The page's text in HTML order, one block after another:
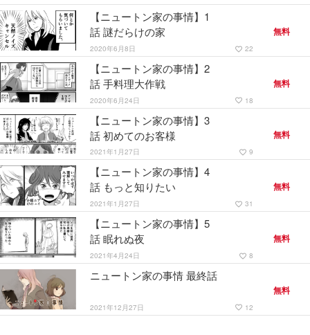
【ニュートン家の事情】1
話 謎だらけの家
2020年6月8日 favorite_border 22
無料
【ニュートン家の事情】2
話 手料理大作戦
2020年6月24日 favorite_border 18
無料
【ニュートン家の事情】3
話 初めてのお客様
2021年1月27日 favorite_border 9
無料
【ニュートン家の事情】4
話 もっと知りたい
2021年1月27日 favorite_border 31
無料
【ニュートン家の事情】5
話 眠れぬ夜
2021年4月24日 favorite_border 8
無料
ニュートン家の事情 最終話
2021年12月27日 favorite_border 12
無料